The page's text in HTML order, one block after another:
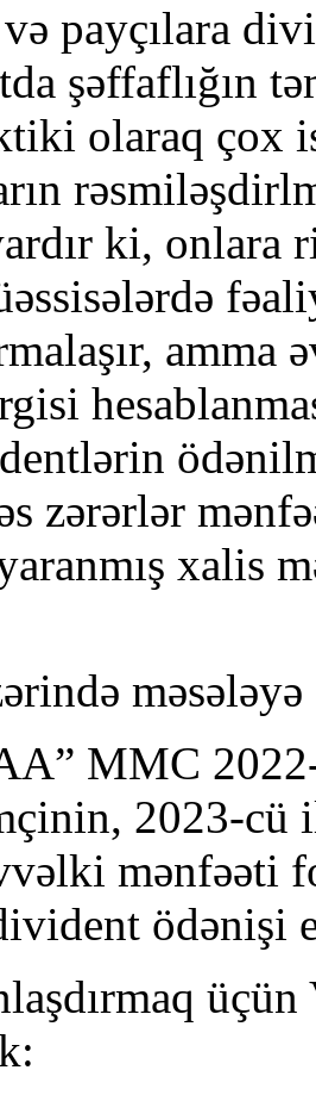
payçılara
şəffaflığın
olaraq çox
ki, onlara
amma
zərərlər
xalis
məsələyə
MMC
2023-cü
mənfəəti
ödənişi